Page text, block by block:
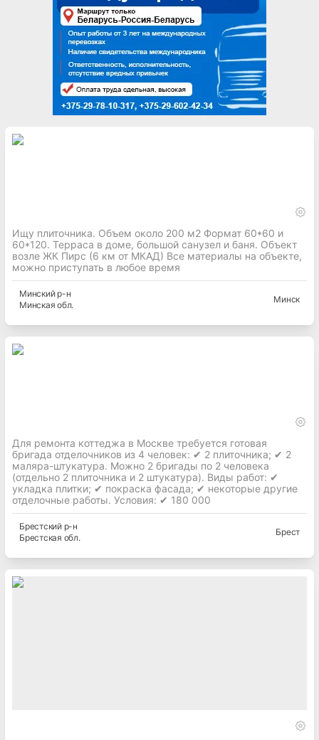
Ищу плиточника. Объем около 200 м2 Формат 60*60 и
60*120. Терраса в доме, большой санузел и баня. Объект
возле ЖК Пирс (6 км от МКАД) Все материалы на объекте,
можно приступать в любое время
Минскийр-н
Минская обл.
Минск
Для ремонта коттеджа в Москве требуется готовая
бригада отделочников из 4 человек: ✔ 2 плиточника; ✔ 2
маляра-штукатура. Можно 2 бригады по 2 человека
(отдельно 2 плиточника и 2 штукатура). Виды работ: ✔
укладка плитки; ✔ покраска фасада; ✔ некоторые другие
отделочные работы. Условия: ✔ 180 000
Брестскийр-н
Брестская обл.
Брест